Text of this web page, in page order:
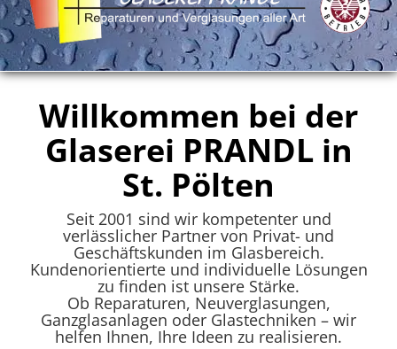
Willkommen bei der
Glaserei PRANDL in
St. Pölten
Seit 2001 sind wir kompetenter und
verlässlicher Partner von Privat- und
Geschäftskunden im Glasbereich.
Kundenorientierte und individuelle Lösungen
zu finden ist unsere Stärke.
Ob Reparaturen, Neuverglasungen,
Ganzglasanlagen oder Glastechniken – wir
helfen Ihnen, Ihre Ideen zu realisieren.